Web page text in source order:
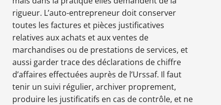
rigueur. L’auto-entrepreneur doit conserver
toutes les factures et pièces justificatives
relatives aux achats et aux ventes de
marchandises ou de prestations de services, et
aussi garder trace des déclarations de chiffre
d’affaires effectuées auprès de l’Urssaf. Il faut
tenir un suivi régulier, archiver proprement,
produire les justificatifs en cas de contrôle, et ne